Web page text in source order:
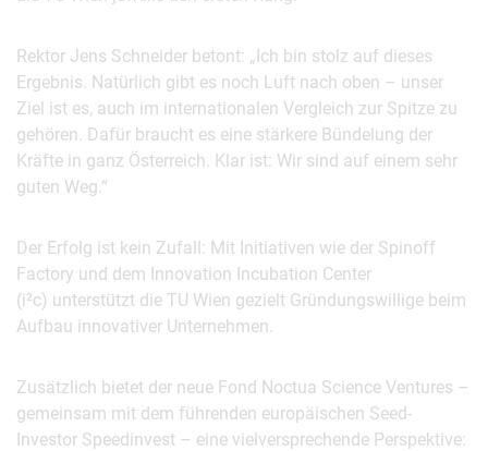
Rektor Jens Schneider betont: „Ich bin stolz auf dieses
Ergebnis. Natürlich gibt es noch Luft nach oben – unser
Ziel ist es, auch im internationalen Vergleich zur Spitze zu
gehören. Dafür braucht es eine stärkere Bündelung der
Kräfte in ganz Österreich. Klar ist: Wir sind auf einem sehr
guten Weg.“
Der Erfolg ist kein Zufall: Mit Initiativen wie der Spinoff
Factory und dem Innovation Incubation Center
(i²c) unterstützt die TU Wien gezielt Gründungswillige beim
Aufbau innovativer Unternehmen.
Zusätzlich bietet der neue Fond Noctua Science Ventures –
gemeinsam mit dem führenden europäischen Seed-
Investor Speedinvest – eine vielversprechende Perspektive: